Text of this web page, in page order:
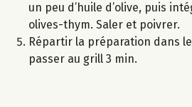
un peu d’huile d’olive, puis
olives-thym. Saler et poivrer.
Répartir la préparation dans
passer au grill 3 min.